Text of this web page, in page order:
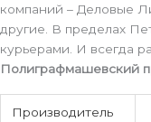
компаний – Деловые
другие. В пределах
курьерами. И всегда
Полиграфмашевский
Производитель